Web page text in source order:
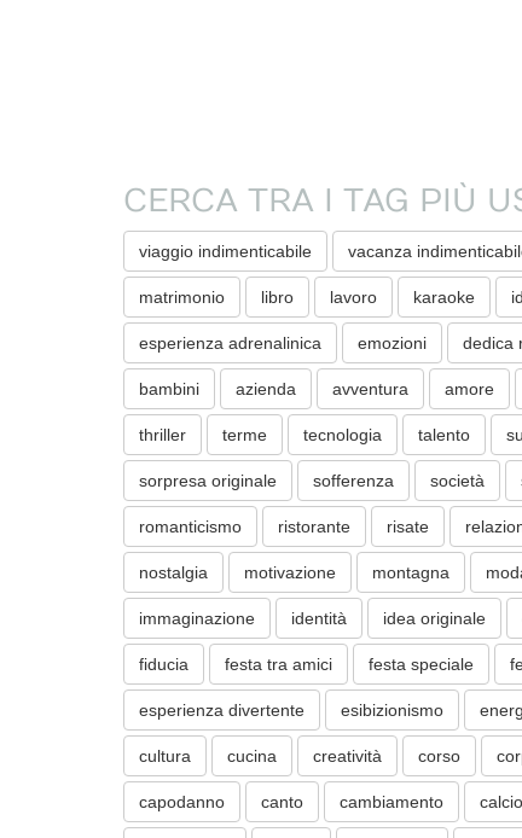
CERCA TRA I TAG PIÙ
viaggio indimenticabile vacanza
matrimonio libro lavoro karaoke
esperienza adrenalinica emozioni dedica
bambini azienda avventura amore
thriller terme tecnologia talento
sorpresa originale sofferenza società
romanticismo ristorante risate
nostalgia motivazione montagna
immaginazione identità idea originale
fiducia festa tra amici festa speciale
esperienza divertente esibizionismo
cultura cucina creatività corso
capodanno canto cambiamento calcio